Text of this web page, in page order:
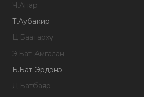
Ч.Анар
Т.Аубакир
Ц.Баатархүү
Э.Бат-Амгалан
Б.Бат-Эрдэнэ
Д.Батбаяр